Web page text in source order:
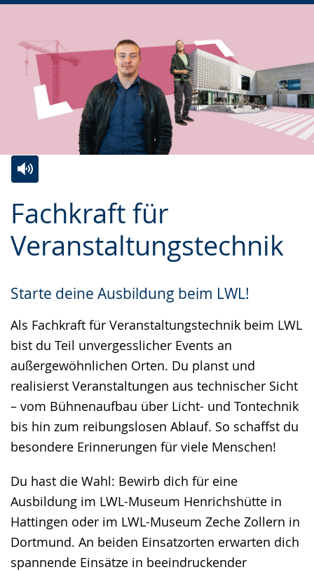
Fachkraft für
Veranstaltungstechnik
Starte deine Ausbildung beim LWL!
Als Fachkraft für Veranstaltungstechnik beim LWL
bist du Teil unvergesslicher Events an
außergewöhnlichen Orten. Du planst und
realisierst Veranstaltungen aus technischer Sicht
– vom Bühnenaufbau über Licht- und Tontechnik
bis hin zum reibungslosen Ablauf. So schaffst du
besondere Erinnerungen für viele Menschen!
Du hast die Wahl: Bewirb dich für eine
Ausbildung im LWL-Museum Henrichshütte in
Hattingen oder im LWL-Museum Zeche Zollern in
Dortmund. An beiden Einsatzorten erwarten dich
spannende Einsätze in beeindruckender
Leichten
Sprache
wechseln.
Audio-
Unterstützung.
Video
in
Deutscher
wird